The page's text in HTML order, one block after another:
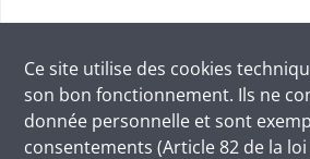
Ce site utilise des cookies
son bon fonctionnement. Ils ne
donnée personnelle et sont
consentements (Article 82 de la